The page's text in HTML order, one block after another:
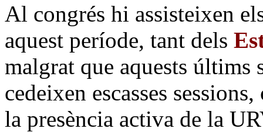
Al congrés hi assisteixen
aquest període, tant dels
malgrat que aquests
cedeixen escasses
la presència activa de la